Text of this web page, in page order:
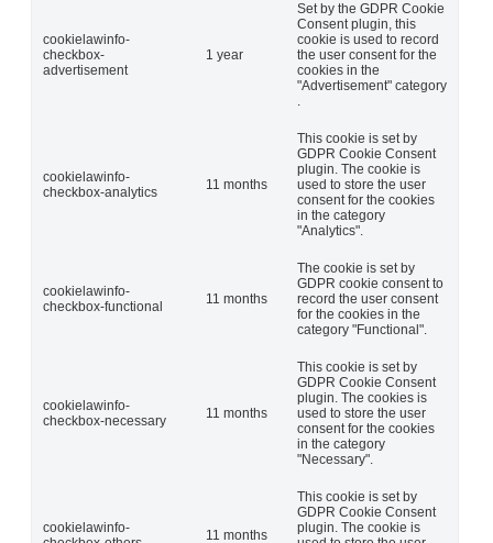
cookielawinfo-
checkbox-
advertisement
1 year
Set by the GDPR Cookie
Consent plugin, this
cookie is used to record
the user consent for the
cookies in the
"Advertisement" category
.
cookielawinfo-
checkbox-analytics
11 months
This cookie is set by
GDPR Cookie Consent
plugin. The cookie is
used to store the user
consent for the cookies
in the category
"Analytics".
cookielawinfo-
checkbox-functional
11 months
The cookie is set by
GDPR cookie consent to
record the user consent
for the cookies in the
category "Functional".
cookielawinfo-
checkbox-necessary
11 months
This cookie is set by
GDPR Cookie Consent
plugin. The cookies is
used to store the user
consent for the cookies
in the category
"Necessary".
cookielawinfo-
11 months
This cookie is set by
GDPR Cookie Consent
plugin. The cookie is